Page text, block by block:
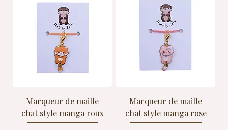
Marqueur de maille
chat style manga roux
Marqueur de maille
chat style manga rose